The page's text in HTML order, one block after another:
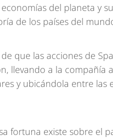
del planeta y
de los países del
que las acciones de
llevando a la compañía
y ubicándola entre las
fortuna existe sobre el